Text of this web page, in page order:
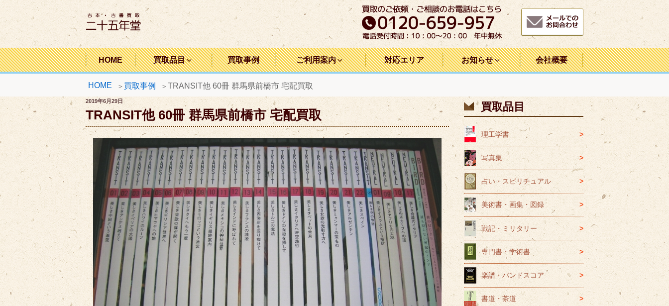
コ
ン
テ
ン
ツ
へ
キ
プ
二十五年堂
HOME 買取品目 買取事例 ご利用案内 対応エリア お知らせ 会社概要
HOME 買取事例 TRANSIT他 60冊 群馬県前橋市 宅配買取
投
稿
日:
2019年6月29日
TRANSIT他 60冊 群馬県前橋市 宅配買取
買取品目
理工学書
写真集
占い・スピリチュアル
美術書・画集・図録
戦記・ミリタリー
専門書・学術書
楽譜・バンドスコア
書道・茶道